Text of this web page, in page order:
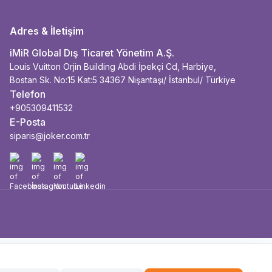
Adres & İletişim
iMiR Global Dış Ticaret Yönetim A.Ş.
Louis Vuitton Orjin Building Abdi İpekçi Cd, Harbiye,
Bostan Sk. No:15 Kat:5 34367 Nişantaşı/ İstanbul/ Türkiye
Telefon
+905309411532
E-Posta
siparis@joker.com.tr
Facebookİnstagram
YoutubeLinkedin